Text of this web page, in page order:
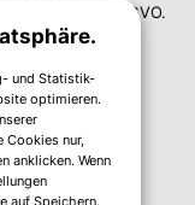
Art 28 DSGVO.
Geschäftssitz
(Land)
Österreich
Niederlande
Österreich
und Statistik-
optimieren.
Cookies nur,
anklicken. Wenn
auf Speichern.